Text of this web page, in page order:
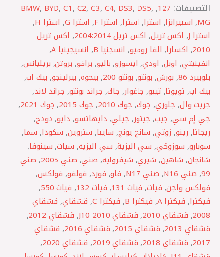
التصنيفات: 127
,
BMW, BYD, C1, C2, C3, C4, DS3, DS5,
MG
, اسبيرانزا, استرا, استرا, استرا F , استرا G , استرا H
,
استرا J , اكس تريل, اكس تريل 2004:2014 , اكس تريل
2010
, اكسارا, الفا روميو, انسجنيا B , انسيجينيا A ,
انفينيتي, اوبل, اودي, ايسوزو, باليو, برافو, بروتن, بريليانس,
بلوبيرد 86
, بورش, بونتو, بونتو 200 , بيجوه, بيرلينجو, بيك اب,
بيك اب, تويوتا, تيبو, جاغوار, جاك, جراند بونتو, جراند لاند,
جريت وال, جلوري, جوك, جوك 2010 , جوك 2015 , جوك 2021
,
جي إم سي, جيب, جيتور, جيلي, دايهاتسو, دايو, دودج,
ريجاتا, رينو, زوتي, سانج يونج, سايبا, ستروين, سكودا, سما,
سوبارو, سوزوكي, سي اليزية, سي اليزيه, سيات, سينوفا,
شانجان, شاهين, شيري, شيفروليه, صني, صني 2005 , صني
99
, صني N16 , صني N17 , فاو, فورد, فولفو, فولكس,
فولكس واجن, فيات, فيات 131 , فيات 132 , فيات 550
,
فيكترا, فيكترا A , فيكترا B , فيكترا C , قشقاي, قشقاي
2008
, قشقاي 2010 , قشقاي 2010 J10 , قشقاي 2012
,
قشقاي 2013
, قشقاي 2015 , قشقاي 2016 , قشقاي
2017
, قشقاي 2018 , قشقاي 2019 , قشقاي 2020
,